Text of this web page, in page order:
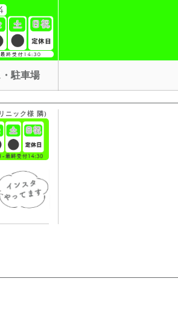
駐車場
ニック様 隣)